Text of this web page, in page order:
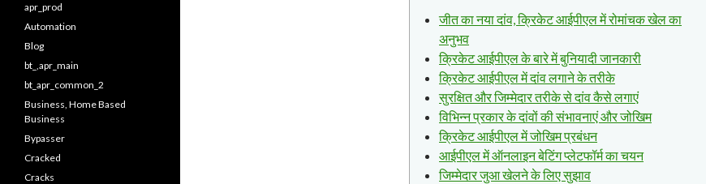
जीत का नया दांव, क्रिकेट आईपीएल में रोमांचक खेल का
अनुभव
क्रिकेट आईपीएल के बारे में बुनियादी जानकारी
क्रिकेट आईपीएल में दांव लगाने के तरीके
सुरक्षित और जिम्मेदार तरीके से दांव कैसे लगाएं
विभिन्न प्रकार के दांवों की संभावनाएं और जोखिम
क्रिकेट आईपीएल में जोखिम प्रबंधन
आईपीएल में ऑनलाइन बेटिंग प्लेटफॉर्म का चयन
जिम्मेदार जुआ खेलने के लिए सुझाव
apr_prod
Automation
Blog
bt_,apr_main
bt_apr_common_2
Business, Home Based
Business
Bypasser
Cracked
Cracks